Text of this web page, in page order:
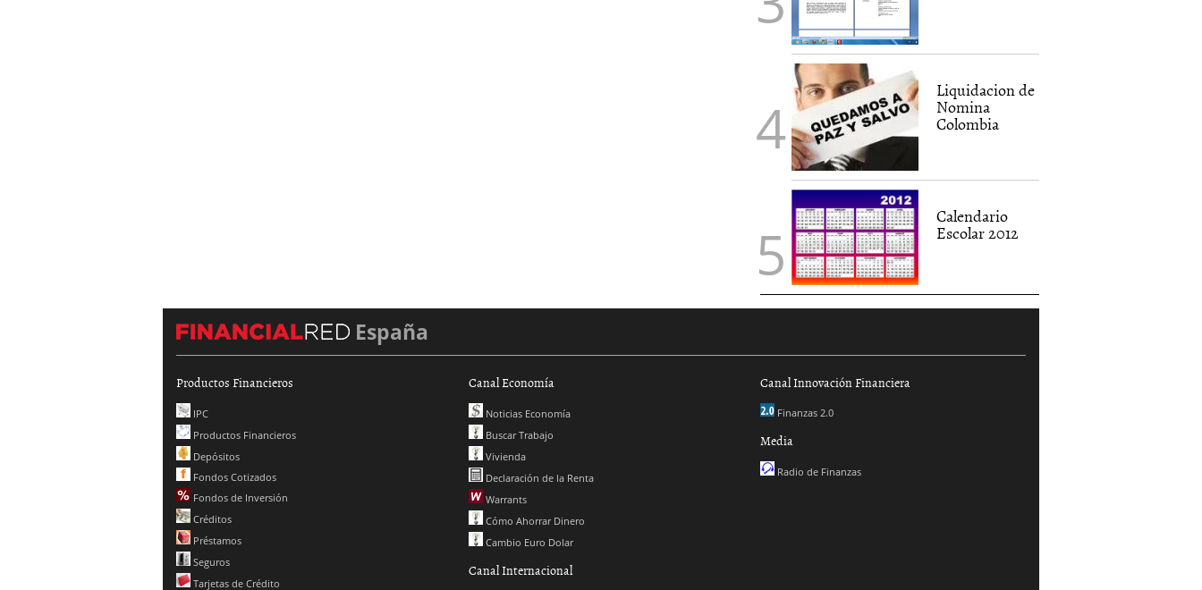
Liquidacion de
Nomina
Colombia
Calendario
Escolar 2012
España
Productos Financieros
IPC
Productos Financieros
Depósitos
Fondos Cotizados
Fondos de Inversión
Créditos
Préstamos
Seguros
Tarjetas de Crédito
Canal Economía
Noticias Economía
Buscar Trabajo
Vivienda
Declaración de la Renta
Warrants
Cómo Ahorrar Dinero
Cambio Euro Dolar
Canal Internacional
Canal Innovación Financiera
Finanzas 2.0
Media
Radio de Finanzas